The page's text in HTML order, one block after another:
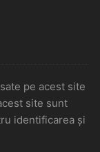
pe acest site
site sunt
identificarea și